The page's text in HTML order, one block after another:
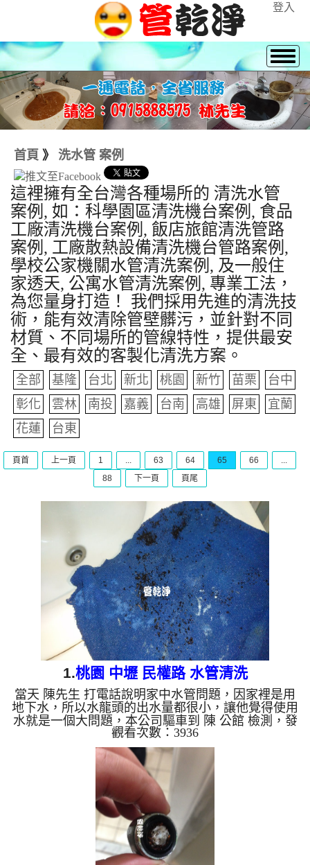
登入
首頁 》 洗水管 案例
這裡擁有全台灣各種場所的 清洗水管
案例, 如：科學園區清洗機台案例, 食品
工廠清洗機台案例, 飯店旅館清洗管路
案例, 工廠散熱設備清洗機台管路案例,
學校公家機關水管清洗案例, 及一般住
家透天, 公寓水管清洗案例, 專業工法，
為您量身打造！ 我們採用先進的清洗技
術，能有效清除管壁髒污，並針對不同
材質、不同場所的管線特性，提供最安
全、最有效的客製化清洗方案。
全部 基隆 台北 新北 桃園 新竹 苗栗
台中
彰化
雲林 南投 嘉義 台南 高雄 屏東
宜蘭
花蓮
台東
頁首 上一頁 1 ... 63 64 65 66
...
88
下一頁 頁尾
1.桃園 中壢 民權路 水管清洗
當天 陳先生 打電話說明家中水管問題，因家裡是用
地下水，所以水龍頭的出水量都很小，讓他覺得使用
水就是一個大問題，本公司驅車到 陳 公館 檢測，發
現管路中有很多塊狀東西，本公司迅速架設 管路清
洗機 ，開始 清洗水管 ，髒水從水龍頭流出，有很多
一塊塊小石頭，從水龍頭不斷的冒出來，如下圖及影
片，客戶 陳先生 看到家裡水管怎麼有這麼多東西，
覺得不可思議， 水管清洗 約兩個小時後，出水也無
顏色了，也沒有髒東西掉出來了，陳先生 能正常用
水了。 清洗水管, 水管清洗, 洗水管, 熱水管堵...
觀看次數：3936